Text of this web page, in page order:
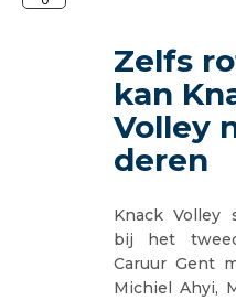
Zelfs
kan
Volley
deren
Knack Volley
bij het
Caruur Gent
Michiel Ahyi,